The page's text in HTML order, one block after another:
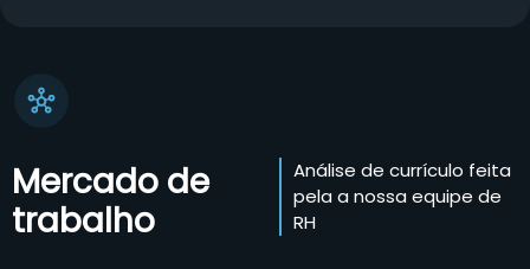
Mercado de
trabalho
Análise de currículo feita
pela a nossa equipe de
RH